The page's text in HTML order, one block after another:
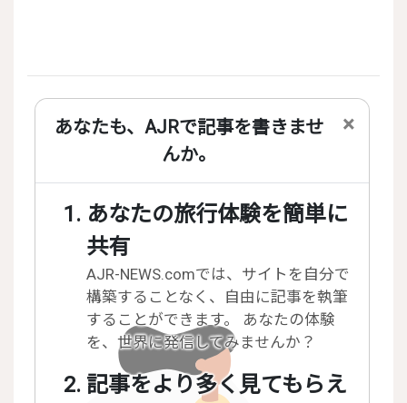
あなたも、AJRで記事を書きませ
んか。
×
あなたの旅行体験を簡単に
共有
AJR-NEWS.comでは、サイトを自分で
構築することなく、自由に記事を執筆
することができます。 あなたの体験
を、世界に発信してみませんか？
記事をより多く見てもらえ